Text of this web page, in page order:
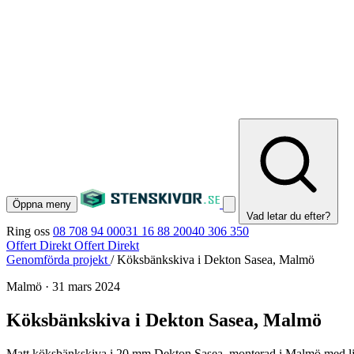
Öppna meny
Vad letar du efter?
Ring oss 08 708 94 00031 16 88 20040 306 350
Offert Direkt Offert Direkt
Genomförda projekt / Köksbänkskiva i Dekton Sasea, Malmö
Malmö · 31 mars 2024
Köksbänkskiva i Dekton Sasea, Malmö